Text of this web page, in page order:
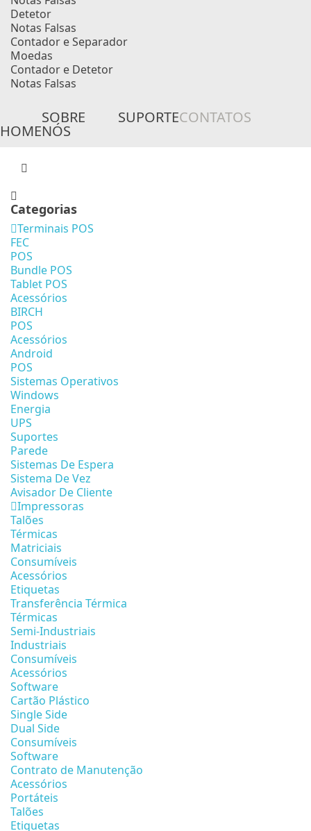
Detetor
Notas Falsas
Contador e Separador
Moedas
Contador e Detetor
Notas Falsas
HOME
SOBRE
NÓS
SUPORTECONTATOS
Categorias
Terminais POS
FEC
POS
Bundle POS
Tablet POS
Acessórios
BIRCH
POS
Acessórios
Android
POS
Sistemas Operativos
Windows
Energia
UPS
Suportes
Parede
Sistemas De Espera
Sistema De Vez
Avisador De Cliente
Impressoras
Talões
Térmicas
Matriciais
Consumíveis
Acessórios
Etiquetas
Transferência Térmica
Térmicas
Semi-Industriais
Industriais
Consumíveis
Acessórios
Software
Cartão Plástico
Single Side
Dual Side
Consumíveis
Software
Contrato de Manutenção
Acessórios
Portáteis
Talões
Etiquetas